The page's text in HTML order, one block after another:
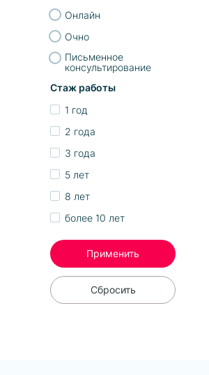
Онлайн
Очно
Письменное
консультирование
Стаж работы
1 год
2 года
3 года
5 лет
8 лет
более 10 лет
Применить
Сбросить